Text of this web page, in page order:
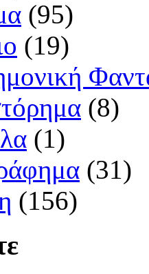
(95)
(19)
(8)
(1)
(31)
(156)